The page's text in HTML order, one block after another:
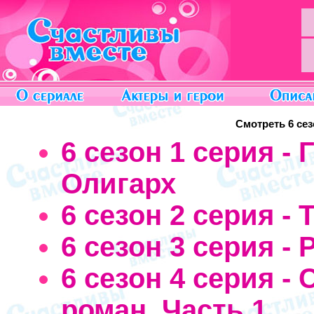
Смотреть 6
6 сезон 1 серия -
Олигарх
6 сезон 2 серия -
6 сезон 3 серия -
6 сезон 4 серия -